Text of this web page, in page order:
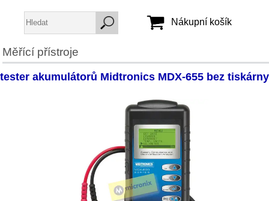
Jméno:
Heslo:
Vytvořit účet
Zapomenuté heslo
Nákupní košík
Měřící přístroje
tester akumulátorů Midtronics MDX-655 bez tiskárny